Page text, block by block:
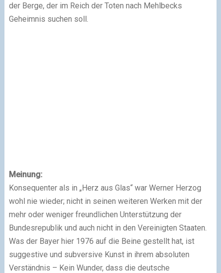
der Berge, der im Reich der Toten nach Mehlbecks
Geheimnis suchen soll.
Meinung:
Konsequenter als in „Herz aus Glas“ war Werner Herzog
wohl nie wieder; nicht in seinen weiteren Werken mit der
mehr oder weniger freundlichen Unterstützung der
Bundesrepublik und auch nicht in den Vereinigten Staaten.
Was der Bayer hier 1976 auf die Beine gestellt hat, ist
suggestive und subversive Kunst in ihrem absoluten
Verständnis – Kein Wunder, dass die deutsche